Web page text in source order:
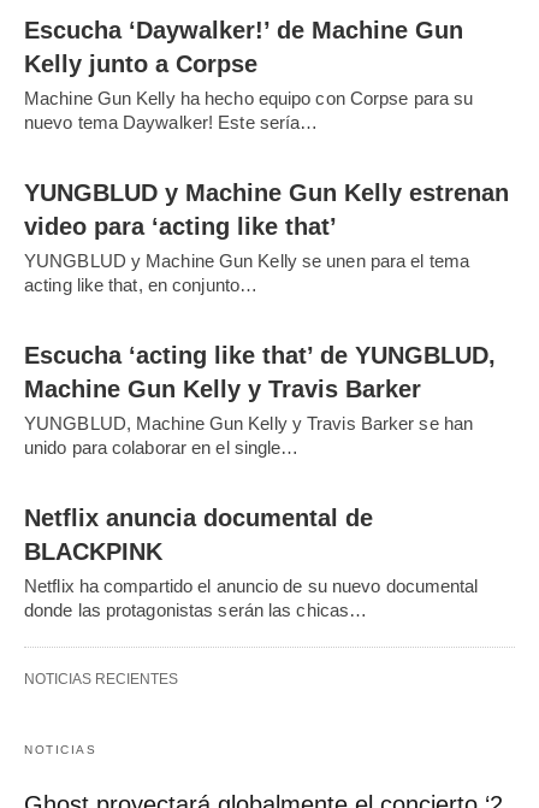
Escucha ‘Daywalker!’ de Machine Gun
Kelly junto a Corpse
Machine Gun Kelly ha hecho equipo con Corpse para su
nuevo tema Daywalker! Este sería…
YUNGBLUD y Machine Gun Kelly estrenan
video para ‘acting like that’
YUNGBLUD y Machine Gun Kelly se unen para el tema
acting like that, en conjunto…
Escucha ‘acting like that’ de YUNGBLUD,
Machine Gun Kelly y Travis Barker
YUNGBLUD, Machine Gun Kelly y Travis Barker se han
unido para colaborar en el single…
Netflix anuncia documental de
BLACKPINK
Netflix ha compartido el anuncio de su nuevo documental
donde las protagonistas serán las chicas…
NOTICIAS RECIENTES
NOTICIAS